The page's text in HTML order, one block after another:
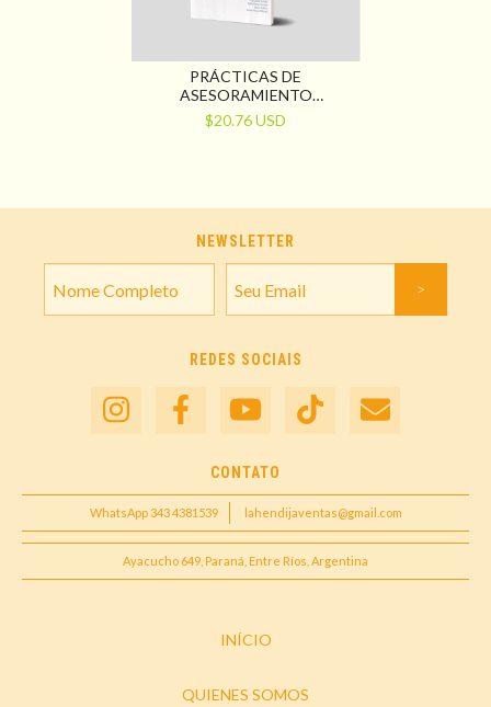
PRÁCTICAS DE
ASESORAMIENTO
PEDAGÓGICO Y
ORIENTACIÓN EDUCATIVA.
$20.76 USD
NEWSLETTER
REDES SOCIAIS
CONTATO
WhatsApp 343 4381539 lahendijaventas@gmail.com
Ayacucho 649, Paraná, Entre Ríos, Argentina
INÍCIO
QUIENES SOMOS